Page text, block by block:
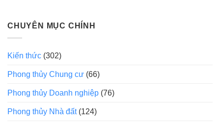
CHUYÊN MỤC CHÍNH
Kiến thức (302)
Phong thủy Chung cư (66)
Phong thủy Doanh nghiệp (76)
Phong thủy Nhà đất(124)